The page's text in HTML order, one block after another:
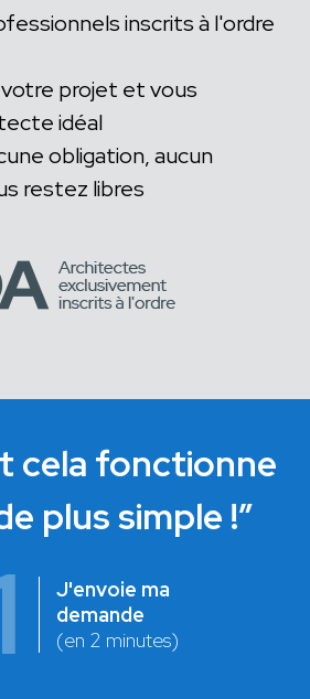
inscrits à l'ordre
projet et vous
idéal
obligation, aucun
restez libres
cela fonctionne
plus simple !”
J'envoie ma
demande
(en 2 minutes)